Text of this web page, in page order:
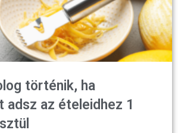
történik, ha
adsz az ételeidhez 1